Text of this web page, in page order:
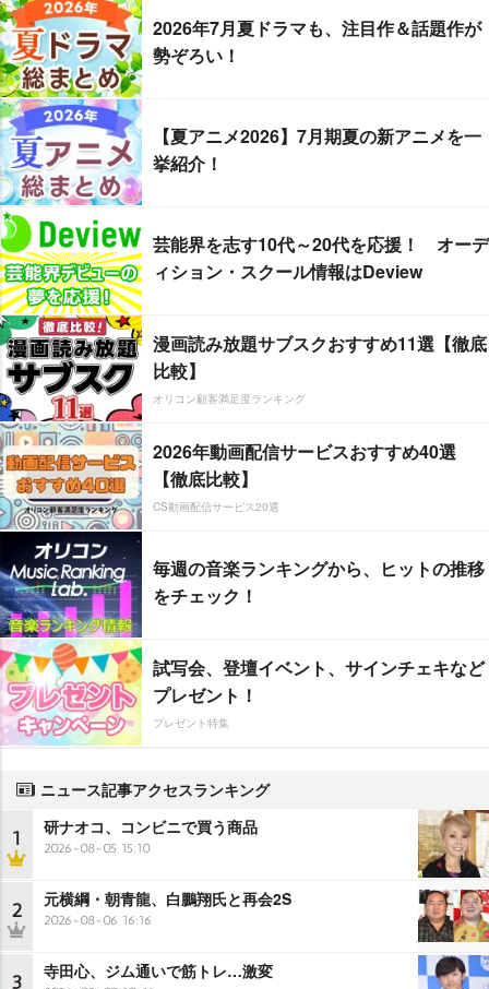
2026年7月夏ドラマも、注目作＆話題作が
勢ぞろい！
【夏アニメ2026】7月期夏の新アニメを一
挙紹介！
芸能界を志す10代～20代を応援！ オーデ
ィション・スクール情報はDeview
漫画読み放題サブスクおすすめ11選【徹底
比較】
オリコン顧客満足度ランキング
2026年動画配信サービスおすすめ40選
【徹底比較】
CS動画配信サービス20選
毎週の音楽ランキングから、ヒットの推移
をチェック！
試写会、登壇イベント、サインチェキなど
プレゼント！
プレゼント特集
ニュース記事アクセスランキング
1 研ナオコ、コンビニで買う商品
2026-08-05 15:10
2 元横綱・朝青龍、白鵬翔氏と再会2S
2026-08-06 16:16
3 寺田心、ジム通いで筋トレ…激変